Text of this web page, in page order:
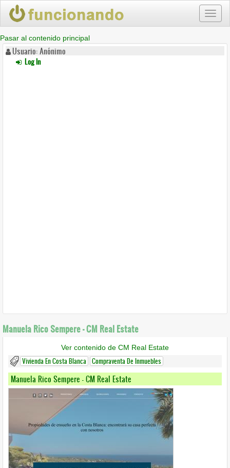
Pasar al contenido principal
Usuario: Anónimo
Log In
Manuela Rico Sempere - CM Real Estate
Ver contenido de CM Real Estate
Vivienda En Costa Blanca Compraventa De Inmuebles
Manuela Rico Sempere - CM Real Estate